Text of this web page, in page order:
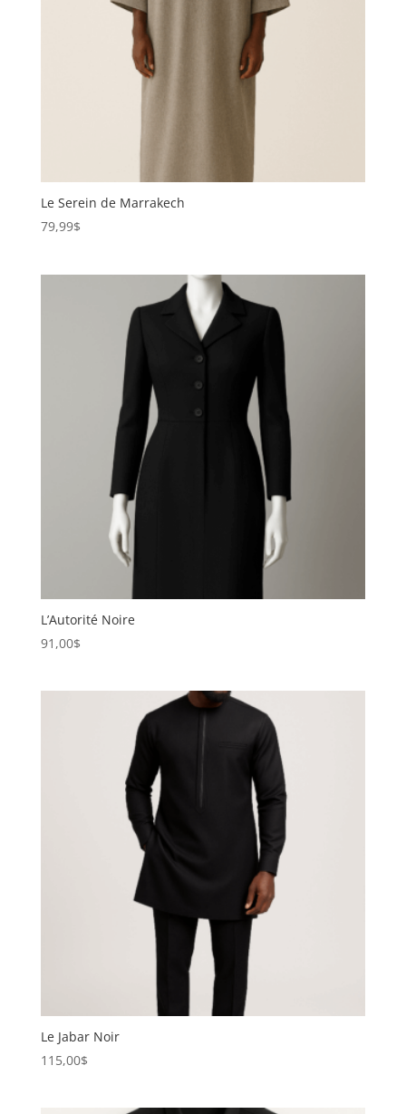
Le Serein de Marrakech
79,99$
L’Autorité Noire
91,00$
Le Jabar Noir
115,00$